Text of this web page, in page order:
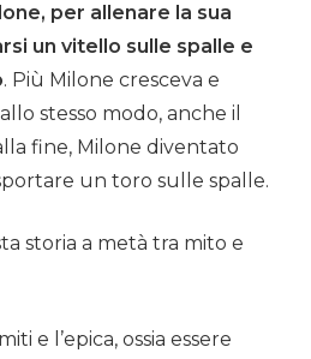
per allenare la sua
un vitello sulle spalle e
. Più Milone cresceva e
stesso modo, anche il
fine, Milone diventato
un toro sulle spalle.
storia a metà tra mito e
e l’epica, ossia essere